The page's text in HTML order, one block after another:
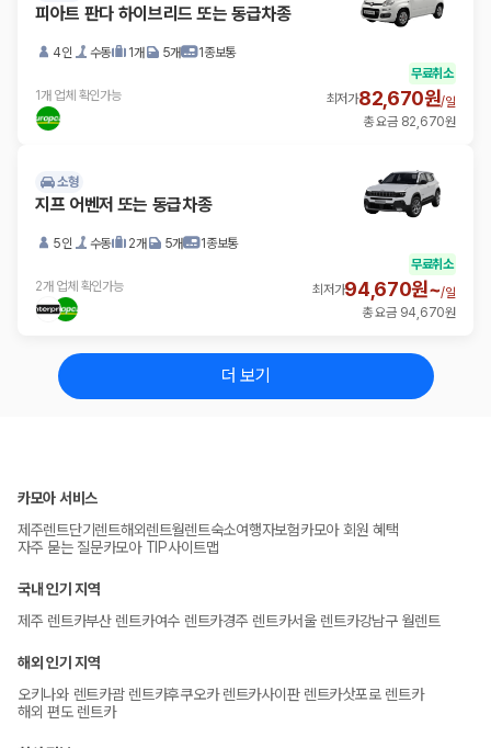
피아트 판다 하이브리드 또는 동급차종
4인 수동 1개 5개 1종보통
1개 업체 확인가능
무료취소
최저가82,670원/일
총 요금 82,670원
소형
지프 어벤저 또는 동급차종
5인 수동 2개 5개 1종보통
2개 업체 확인가능
무료취소
최저가94,670원~/일
총 요금 94,670원
더 보기
카모아 서비스
제주렌트단기렌트해외렌트월렌트숙소여행자보험카모아 회원 혜택
자주 묻는 질문카모아 TIP사이트맵
국내 인기 지역
제주 렌트카부산 렌트카여수 렌트카경주 렌트카서울 렌트카강남구 월렌트
해외 인기 지역
오키나와 렌트카괌 렌트카후쿠오카 렌트카사이판 렌트카삿포로 렌트카
해외 편도 렌트카